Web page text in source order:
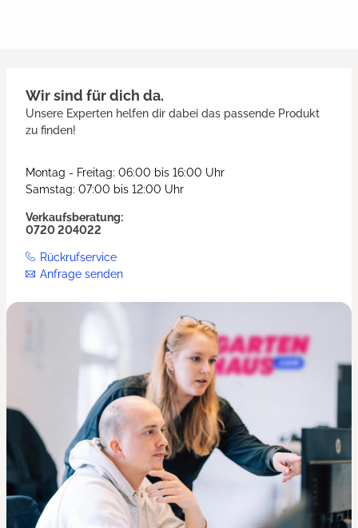
Wir sind für dich da.
Unsere Experten helfen dir dabei das passende Produkt
zu finden!
Montag - Freitag: 06:00 bis 16:00 Uhr
Samstag: 07:00 bis 12:00 Uhr
Verkaufsberatung:
0720 204022
Rückrufservice
Anfrage senden